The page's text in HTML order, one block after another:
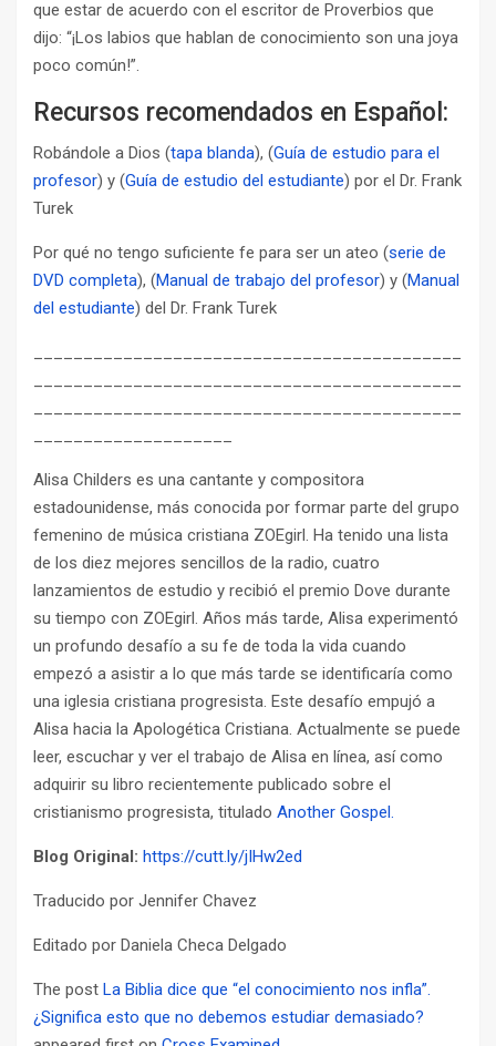
que estar de acuerdo con el escritor de Proverbios que
dijo: “¡Los labios que hablan de conocimiento son una joya
poco común!”.
Recursos recomendados en Español:
Robándole a Dios (tapa blanda), (Guía de estudio para el
profesor) y (Guía de estudio del estudiante) por el Dr. Frank
Turek
Por qué no tengo suficiente fe para ser un ateo (serie de
DVD completa), (Manual de trabajo del profesor) y (Manual
del estudiante) del Dr. Frank Turek
Alisa Childers es una cantante y compositora
estadounidense, más conocida por formar parte del grupo
femenino de música cristiana ZOEgirl. Ha tenido una lista
de los diez mejores sencillos de la radio, cuatro
lanzamientos de estudio y recibió el premio Dove durante
su tiempo con ZOEgirl. Años más tarde, Alisa experimentó
un profundo desafío a su fe de toda la vida cuando
empezó a asistir a lo que más tarde se identificaría como
una iglesia cristiana progresista. Este desafío empujó a
Alisa hacia la Apologética Cristiana. Actualmente se puede
leer, escuchar y ver el trabajo de Alisa en línea, así como
adquirir su libro recientemente publicado sobre el
cristianismo progresista, titulado Another Gospel.
Blog Original: https://cutt.ly/jIHw2ed
Traducido por Jennifer Chavez
Editado por Daniela Checa Delgado
The post La Biblia dice que “el conocimiento nos infla”.
¿Significa esto que no debemos estudiar demasiado?